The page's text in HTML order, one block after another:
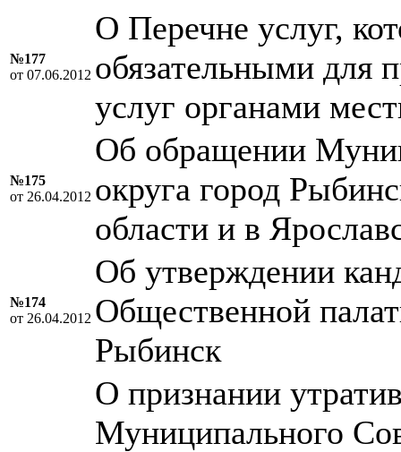
№177
от 07.06.2012
О Перечне услуг,
обязательными для
услуг органами
№175
от 26.04.2012
Об обращении
округа город
области и в
№174
от 26.04.2012
Об утверждении
Общественной
Рыбинск
О признании
Муниципального